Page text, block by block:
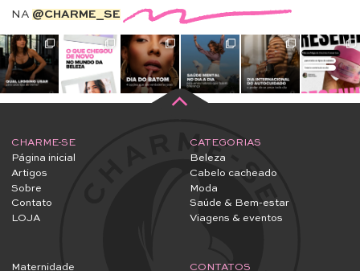
NA @CHARME_SE
CHARME-SE
Página inicial
Artigos
Sobre
Contato
LOJA
CATEGORIAS
Beleza
Cabelo cacheado
Moda
Saúde & Bem-estar
Viagens & eventos
Maternidade
CONTATOS